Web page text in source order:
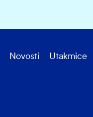
Novosti Utakmice